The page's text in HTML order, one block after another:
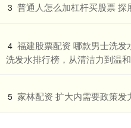
3 普通人怎么加杠杆买股票 探
4 福建股票配资 哪款男士洗
洗发水排行榜，从清洁力到温
5 家林配资 扩大内需要政策发